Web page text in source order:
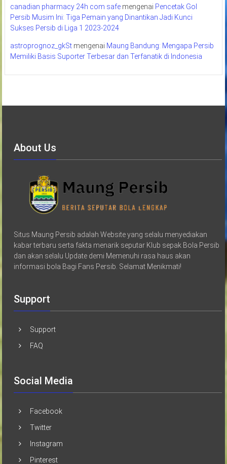
canadian pharmacy 24h com safemengenai Pencetak Gol
Persib Musim Ini: Tiga Pemain yang Dinantikan Jadi Kunci
Sukses Persib di Liga 1 2023-2024
astroprognoz_gkStmengenai Maung Bandung: Mengapa Persib
Memiliki Basis Suporter Terbesar dan Terfanatik di Indonesia
About Us
Situs Maung Persib adalah Website yang selalu menyediakan
kabar terbaru serta fakta menarik seputar Klub sepak Bola Persib
dan akan selalu Update demi Memenuhi rasa haus akan
informasi bola Bagi Fans Persib. Selamat Menikmati!
Support
Support
FAQ
Social Media
Facebook
Twitter
Instagram
Pinterest